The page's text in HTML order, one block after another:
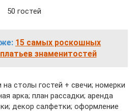
50 гостей
15 самых роскошных
знаменитостей
столы гостей + свечи; номерки
арка; план рассадки; аренда
декор салфетки; оформление